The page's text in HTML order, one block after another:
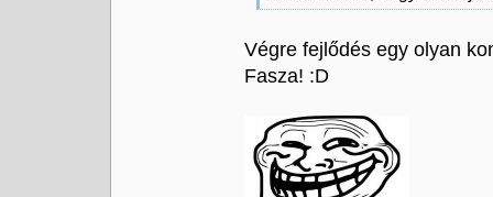
Végre fejlődés egy olyan
Fasza! :D